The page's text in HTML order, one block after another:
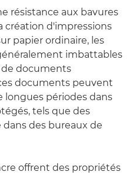
résistance aux bavures
création d'impressions
papier ordinaire, les
imbattables
documents
documents peuvent
longues périodes dans
tels que des
des bureaux de
offrent des propriétés